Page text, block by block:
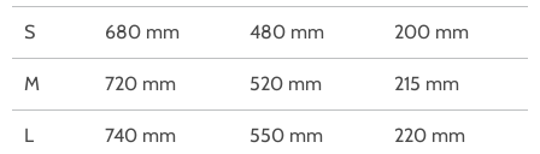
S 680 mm 480 mm 200 mm
M 720 mm 520 mm 215 mm
L 740 mm 550 mm 220 mm